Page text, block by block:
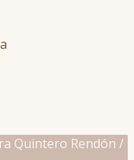
Quintero Rendón /